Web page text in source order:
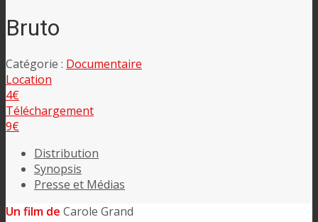
Bruto
Catégorie : Documentaire
Location
4€
Téléchargement
9€
Distribution
Synopsis
Presse et Médias
Un film de Carole Grand